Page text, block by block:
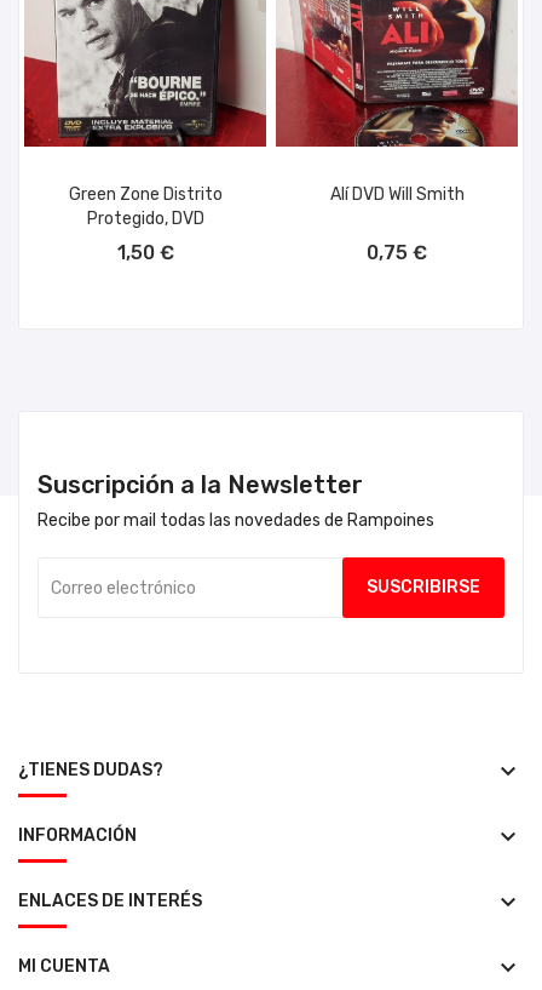
Green Zone Distrito
Protegido, DVD
1,50 €
Alí DVD Will Smith
0,75 €
Suscripción a la Newsletter
Recibe por mail todas las novedades de Rampoines
¿TIENES DUDAS? keyboard_arrow_down
INFORMACIÓN keyboard_arrow_down
ENLACES DE INTERÉS keyboard_arrow_down
MI CUENTA keyboard_arrow_down